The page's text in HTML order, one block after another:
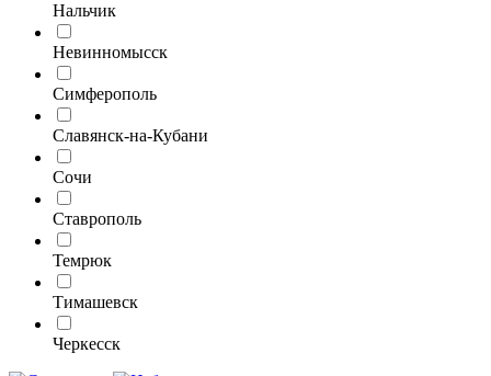
Нальчик
Невинномысск
Симферополь
Славянск-на-Кубани
Сочи
Ставрополь
Темрюк
Тимашевск
Черкесск